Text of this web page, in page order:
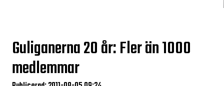
Guliganerna 20 år: Fler än 1000
medlemmar